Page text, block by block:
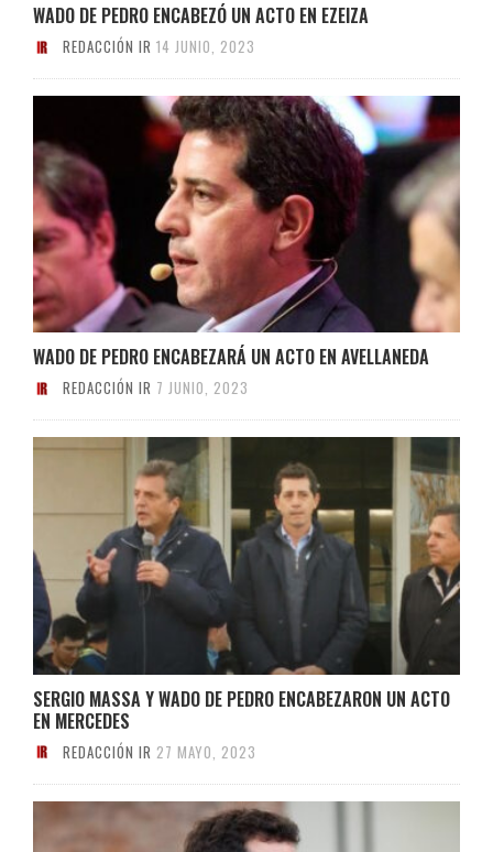
WADO DE PEDRO ENCABEZÓ UN ACTO EN EZEIZA
REDACCIÓN IR 14 JUNIO, 2023
WADO DE PEDRO ENCABEZARÁ UN ACTO EN AVELLANEDA
REDACCIÓN IR 7 JUNIO, 2023
SERGIO MASSA Y WADO DE PEDRO ENCABEZARON UN ACTO
EN MERCEDES
REDACCIÓN IR 27 MAYO, 2023